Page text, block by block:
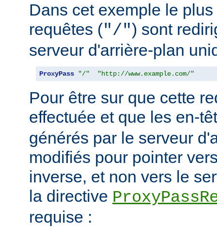
Dans cet exemple le
requêtes ("/") sont
serveur d'arrière-plan
ProxyPass "/" "http://www.example.com/"
Pour être sur que cette
effectuée et que les en-
générés par le serveur
modifiés pour pointer
inverse, et non vers le
la directive
requise :